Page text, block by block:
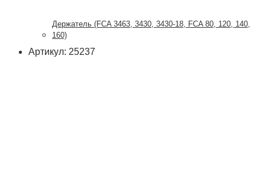
Держатель (FCA 3463, 3430, 3430-18, FCA 80, 120, 140,
160)
Артикул: 25237